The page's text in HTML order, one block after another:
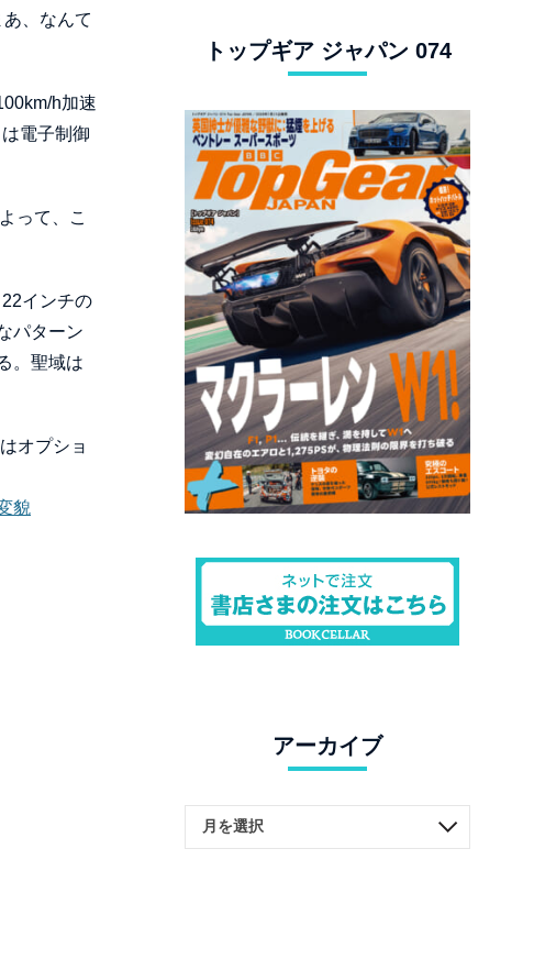
、なんて
h加速
電子制御
って、こ
インチの
パターン
。聖域は
オプショ
貌
トップギア ジャパン 074
アーカイブ